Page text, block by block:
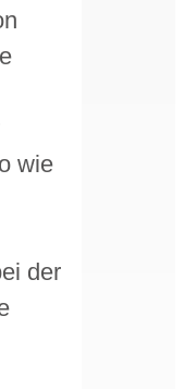
wie
der